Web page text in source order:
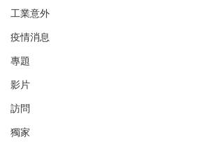
工業意外
疫情消息
專題
影片
訪問
獨家